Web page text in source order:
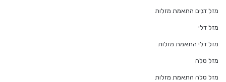
מזל דגים התאמת מזלות
מזל דלי
מזל דלי התאמת מזלות
מזל טלה
מזל טלה התאמת מזלות